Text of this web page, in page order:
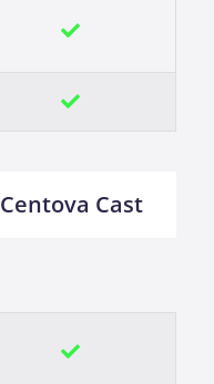
Centova Cast